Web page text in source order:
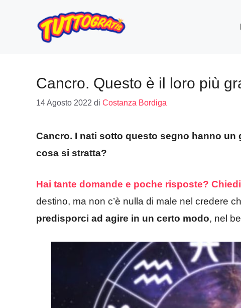
contenuto
Cancro. Questo è il loro più
14 Agosto 2022 di Costanza Bordiga
Cancro. I nati sotto questo segno hanno
cosa si stratta?
Hai tante domande e poche risposte?
destino, ma non c’è nulla di male nel credere
predisporci ad agire in un certo modo, nel